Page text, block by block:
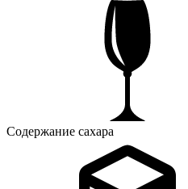
Содержание сахара